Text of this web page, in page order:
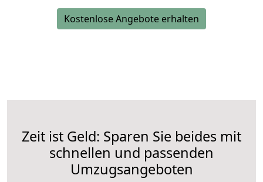
Kostenlose Angebote erhalten
Zeit ist Geld: Sparen Sie beides mit
schnellen und passenden
Umzugsangeboten